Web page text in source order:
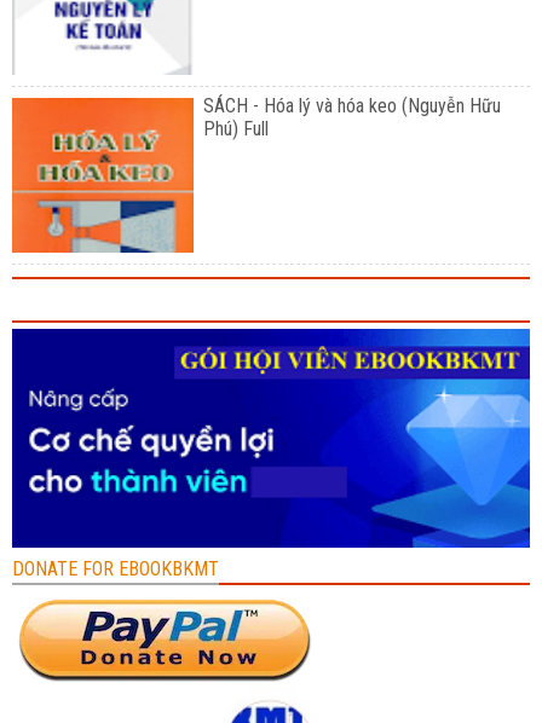
SÁCH - Hóa lý và hóa keo (Nguyễn Hữu
Phú) Full
DONATE FOR EBOOKBKMT